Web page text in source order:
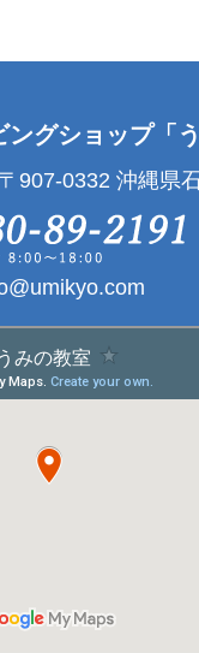
ングショップ「
907-0332 沖縄県